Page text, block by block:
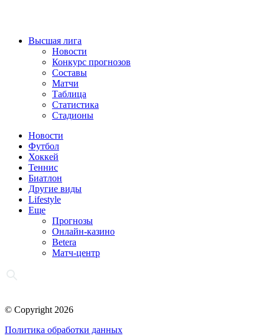
Высшая лига
Новости
Конкурс прогнозов
Составы
Матчи
Таблица
Статистика
Стадионы
Новости
Футбол
Хоккей
Теннис
Биатлон
Другие виды
Lifestyle
Еще
Прогнозы
Онлайн-казино
Betera
Матч-центр
© Copyright 2026
Политика обработки данных